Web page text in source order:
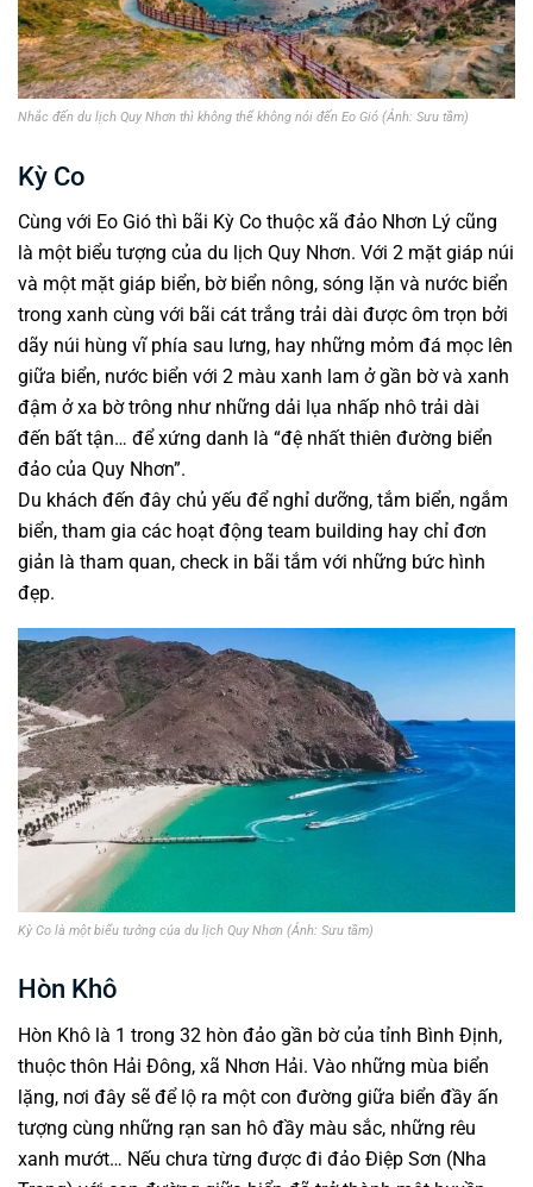
Nhắc đến du lịch Quy Nhơn thì không thể không nói đến Eo Gió (Ảnh: Sưu tầm)
Kỳ Co
Cùng với Eo Gió thì bãi Kỳ Co thuộc xã đảo Nhơn Lý cũng
là một biểu tượng của du lịch Quy Nhơn. Với 2 mặt giáp núi
và một mặt giáp biển, bờ biển nông, sóng lặn và nước biển
trong xanh cùng với bãi cát trắng trải dài được ôm trọn bởi
dãy núi hùng vĩ phía sau lưng, hay những mỏm đá mọc lên
giữa biển, nước biển với 2 màu xanh lam ở gần bờ và xanh
đậm ở xa bờ trông như những dải lụa nhấp nhô trải dài
đến bất tận… để xứng danh là “đệ nhất thiên đường biển
đảo của Quy Nhơn”.
Du khách đến đây chủ yếu để nghỉ dưỡng, tắm biển, ngắm
biển, tham gia các hoạt động team building hay chỉ đơn
giản là tham quan, check in bãi tắm với những bức hình
đẹp.
Kỳ Co là một biểu tưởng của du lịch Quy Nhơn (Ảnh: Sưu tầm)
Hòn Khô
Hòn Khô là 1 trong 32 hòn đảo gần bờ của tỉnh Bình Định,
thuộc thôn Hải Đông, xã Nhơn Hải. Vào những mùa biển
lặng, nơi đây sẽ để lộ ra một con đường giữa biển đầy ấn
tượng cùng những rạn san hô đầy màu sắc, những rêu
xanh mướt… Nếu chưa từng được đi đảo Điệp Sơn (Nha